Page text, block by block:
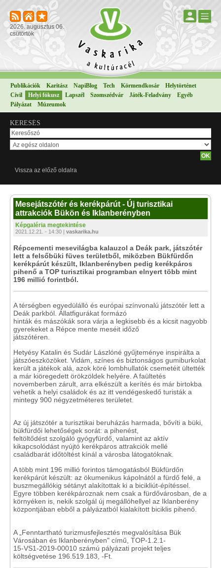
2026. augusztus 06.
csütörtök
Publikációk Karitász NapiBlog Tech Körmendkosár
Helytörténet
Civil
Helyi fókusz Lapszél Szomszédvár Játék-Feladvány
Egyéb
Pályázat
Múzeumok
KERESÉS
Vissza az előző oldalra
Mesejátszótér és kerékpárút - Új turisztikai
attrakciók Bükön és Iklanberényben
Képgaléria megtekintése
2021.12.21. - 14:30 | vaskarika.hu
Répcementi mesevilágba kalauzol a Deák park, játszótér
lett a felsőbüki füves területből, miközben Bükfürdőn
kerékpárút készült, Iklanberényben pedig kerékpáros
pihenő a TOP turisztikai programban elnyert több mint
196 millió forintból.
A térségben egyedülálló és európai színvonalú játszótér lett a
Deák parkból. Állatfigurákat formázó
hinták és mászókák sora várja a legkisebb és a kicsit nagyobb
gyerekeket a Répce mente meséit időző
játszótéren.
Hetyésy Katalin és Sudár Lászlóné gyűjteménye inspirálta a
játszóeszközöket. Vidám, színes és biztonságos gumiburkolat
került a játékok alá, azok köré lombhullatók csemetéit ültették
a már kiöregedett örökzöldek helyére. A faültetés
novemberben zárult, arra elkészült a kerítés és már birtokba
vehetik a helyi családok és az itt vendégeskedő turisták a
mintegy 900 négyzetméteres területet.
Az új játszótér a turisztikai beruházás harmada, bővíti a büki,
bükfürdői lehetőségek sorát: a pihenést,
feltöltődést szolgáló gyógyfürdő, valamint az aktív
kikapcsolódást nyújtó kerékpáros attrakciók mellé
családbarát időtöltést kínál a városba látogatóknak.
A több mint 196 millió forintos támogatásból Bükfürdőn
kerékpárút készült: az ökumenikus kápolnától a fürdő felé, a
buszmegállókig sétányt alakítottak ki a bicikliút-építéssel.
Egyre többen kerékpároznak nem csak a fürdővárosban, de a
környéken is, nekik szolgál új megállóhellyel az Iklanberény
központjában ebből a pályázatból kialakított biciklis pihenő.
A „Fenntartható turizmusfejlesztés megvalósítása Bük
Városában és Iklanberényben" című, TOP-1.2.1-
15-VS1-2019-00010 számú pályázati projekt teljes
költségvetése 196.519.183, -Ft.